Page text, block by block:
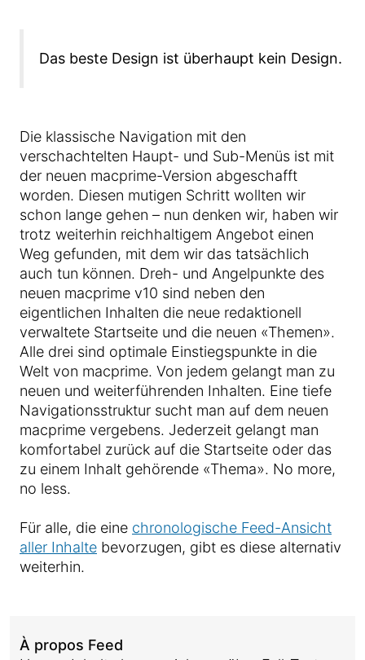
Das beste Design ist überhaupt kein Design.
Die klassische Navigation mit den
verschachtelten Haupt- und Sub-Menüs ist mit
der neuen macprime-Version abgeschafft
worden. Diesen mutigen Schritt wollten wir
schon lange gehen – nun denken wir, haben wir
trotz weiterhin reichhaltigem Angebot einen
Weg gefunden, mit dem wir das tatsächlich
auch tun können. Dreh- und Angelpunkte des
neuen macprime v10 sind neben den
eigentlichen Inhalten die neue redaktionell
verwaltete Startseite und die neuen «Themen».
Alle drei sind optimale Einstiegspunkte in die
Welt von macprime. Von jedem gelangt man zu
neuen und weiterführenden Inhalten. Eine tiefe
Navigationsstruktur sucht man auf dem neuen
macprime vergebens. Jederzeit gelangt man
komfortabel zurück auf die Startseite oder das
zu einem Inhalt gehörende «Thema». No more,
no less.
Für alle, die eine chronologische Feed-Ansicht
aller Inhalte bevorzugen, gibt es diese alternativ
weiterhin.
À propos Feed